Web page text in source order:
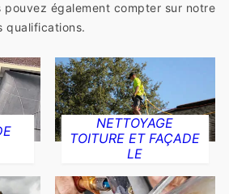
pouvez également compter sur notre
qualifications.
NETTOYAGE
TOITURE ET FAÇADE
LE